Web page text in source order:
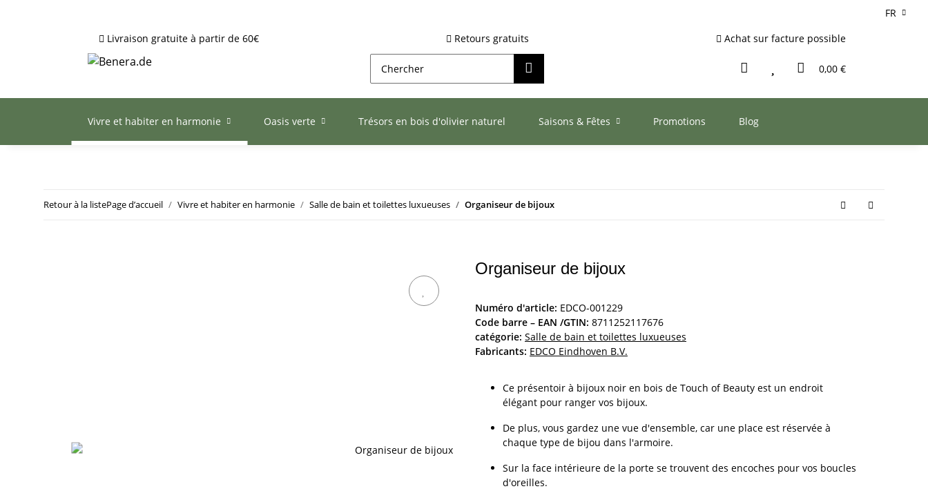
FR
Livraison gratuite à partir de 60€
Retours gratuits Achat sur facture possible
0,00 €
Vivre et habiter en harmonie Oasis verte Trésors en bois d'olivier naturel Saisons & Fêtes Promotions Blog
Retour à la listePage d’accueil Vivre et habiter en harmonie Salle de bain et toilettes luxueuses Organiseur de bijoux
Organiseur de bijoux
Numéro d'article: EDCO-001229
Code barre – EAN /GTIN: 8711252117676
catégorie: Salle de bain et toilettes luxueuses
Fabricants: EDCO Eindhoven B.V.
Ce présentoir à bijoux noir en bois de Touch of Beauty est un endroit
élégant pour ranger vos bijoux.
De plus, vous gardez une vue d'ensemble, car une place est réservée à
chaque type de bijou dans l'armoire.
Sur la face intérieure de la porte se trouvent des encoches pour vos boucles
d'oreilles.